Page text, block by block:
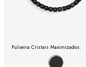
Pulseira Cristais Maximizados: